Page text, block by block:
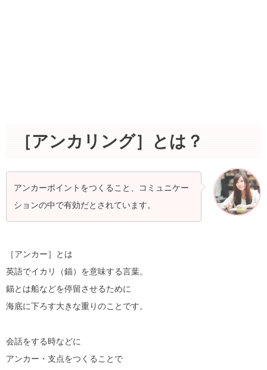
［アンカリング］とは？
アンカーポイントをつくること、コミュニケー
ションの中で有効だとされています。
［アンカー］とは
英語でイカリ（錨）を意味する言葉。
錨とは船などを停留させるために
海底に下ろす大きな重りのことです。
会話をする時などに
アンカー・支点をつくることで